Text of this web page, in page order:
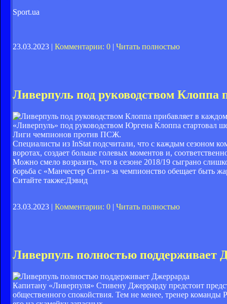
Sport.ua
23.03.2023 | Комментарии: 0 | Читать полностью
Ливерпуль под руководством Клоппа
«Ливерпуль» под руководством Юргена Клоппа стартовал
Лиги чемпионов против ПСЖ.
Специалисты из InStat подсчитали, что с каждым сезоном
воротах, создает больше голевых моментов и,
Можно смело возразить, что в сезоне 2018/19 сыграно
борьба с «Манчестер Сити» за чемпионство обещает быть
Ситайте также:Дэвид
23.03.2023 | Комментарии: 0 | Читать полностью
Ливерпуль полностью поддерживает
Капитану «Ливерпуля» Стивену Джеррарду предстоит
общественного спокойствия. Тем не менее, тренер команды